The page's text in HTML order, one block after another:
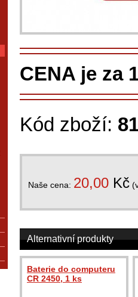
CENA je za
Kód zboží:
Naše cena: 20,00 Kč
Alternativní produkty
Baterie do computeru
CR 2450, 1 ks